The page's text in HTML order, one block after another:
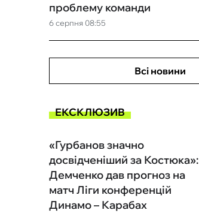
6 серпня 08:55
проблему команди
Всі новини
ЕКСКЛЮЗИВ
«Гурбанов значно
досвідченіший за Костюка»:
Демченко дав прогноз на
матч Ліги конференцій
Динамо – Карабах